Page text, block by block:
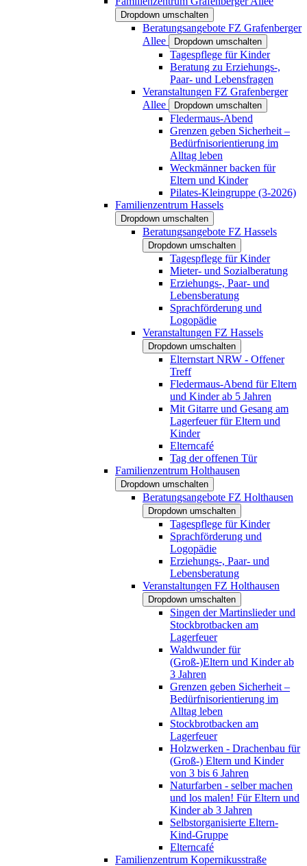
Dropdown umschalten
Beratungsangebote FZ Grafenberger
Allee
Dropdown umschalten
Tagespflege für Kinder
Beratung zu Erziehungs-,
Paar- und Lebensfragen
Veranstaltungen FZ Grafenberger
Allee
Dropdown umschalten
Fledermaus-Abend
Grenzen geben Sicherheit –
Bedürfnisorientierung im
Alltag leben
Weckmänner backen für
Eltern und Kinder
Pilates-Kleingruppe (3-2026)
Familienzentrum Hassels
Dropdown umschalten
Beratungsangebote FZ Hassels
Dropdown umschalten
Tagespflege für Kinder
Mieter- und Sozialberatung
Erziehungs-, Paar- und
Lebensberatung
Sprachförderung und
Logopädie
Veranstaltungen FZ Hassels
Dropdown umschalten
Elternstart NRW - Offener
Treff
Fledermaus-Abend für Eltern
und Kinder ab 5 Jahren
Mit Gitarre und Gesang am
Lagerfeuer für Eltern und
Kinder
Elterncafé
Tag der offenen Tür
Familienzentrum Holthausen
Dropdown umschalten
Beratungsangebote FZ Holthausen
Dropdown umschalten
Tagespflege für Kinder
Sprachförderung und
Logopädie
Erziehungs-, Paar- und
Lebensberatung
Veranstaltungen FZ Holthausen
Dropdown umschalten
Singen der Martinslieder und
Stockbrotbacken am
Lagerfeuer
Waldwunder für
(Groß-)Eltern und Kinder ab
3 Jahren
Grenzen geben Sicherheit –
Bedürfnisorientierung im
Alltag leben
Stockbrotbacken am
Lagerfeuer
Holzwerken - Drachenbau für
(Groß-) Eltern und Kinder
von 3 bis 6 Jahren
Naturfarben - selber machen
und los malen! Für Eltern und
Kinder ab 3 Jahren
Selbstorganisierte Eltern-
Kind-Gruppe
Elterncafé
Familienzentrum Kopernikusstraße